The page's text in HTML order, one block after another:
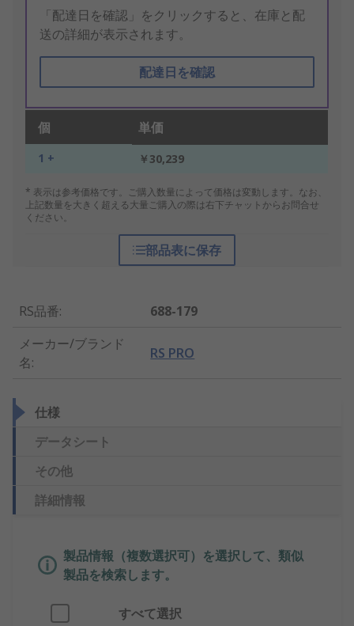
「配達日を確認」をクリックすると、在庫と配
送の詳細が表示されます。
配達日を確認
個 単価
1 + ￥30,239
* 表示は参考価格です。ご購入数量によって価格は変動します。なお、
上記数量を大きく超える大量ご購入の際は右下チャットからお問合せ
ください。
部品表に保存
RS品番:
688-179
メーカー/ブランド
名:
RS PRO
仕様
データシート
その他
詳細情報
製品情報（複数選択可）を選択して、類似
製品を検索します。
すべて選択